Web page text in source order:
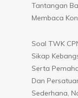
Tantangan
Membaca
Soal TWK
Sikap
Serta
Dan
Sederhana,